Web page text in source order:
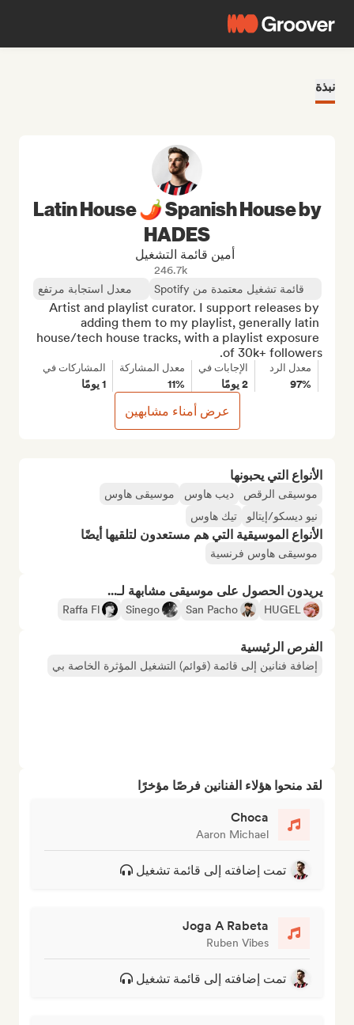
نبذة
الأنواع التي يحبونها
موسيقى الرقص ديب هاوس
موسيقى هاوس
نيو ديسكو/إيتالو
تيك هاوس
الأنواع الموسيقية التي هم مستعدون لتلقيها أيضًا
موسيقى هاوس فرنسية
يريدون الحصول على موسيقى مشابهة لـ...
HUGEL
San Pacho
Sinego
Raffa Fl
الفرص الرئيسية
إضافة فنانين إلى قائمة (قوائم) التشغيل المؤثرة الخاصة بي
لقد منحوا هؤلاء الفنانين فرصًا مؤخرًا
Choca
Aaron Michael
تمت إضافته إلى قائمة تشغيل
Joga A Rabeta
Ruben Vibes
تمت إضافته إلى قائمة تشغيل
Latin House 🌶 Spanish House by
HADES
أمين قائمة التشغيل
246.7k
قائمة تشغيل معتمدة من Spotify
معدل استجابة مرتفع
Artist and playlist curator. I support releases by
adding them to my playlist, generally latin
house/tech house tracks, with a playlist exposure
of 30k+ followers.
معدل الرد
97%
الإجابات في
2 يومًا
معدل المشاركة
11%
المشاركات في
1 يومًا
عرض أمناء مشابهين